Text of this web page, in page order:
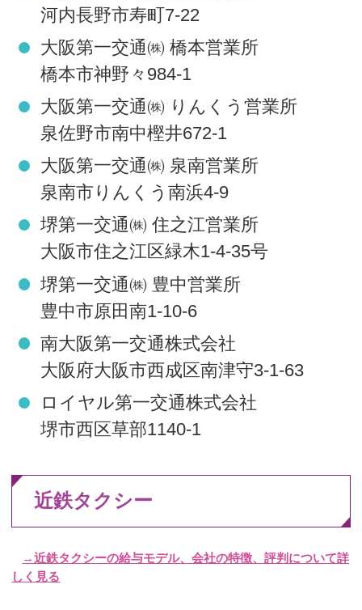
河内長野市寿町7-22
大阪第一交通㈱ 橋本営業所
橋本市神野々984-1
大阪第一交通㈱ りんくう営業所
泉佐野市南中樫井672-1
大阪第一交通㈱ 泉南営業所
泉南市りんくう南浜4-9
堺第一交通㈱ 住之江営業所
大阪市住之江区緑木1-4-35号
堺第一交通㈱ 豊中営業所
豊中市原田南1-10-6
南大阪第一交通株式会社
大阪府大阪市西成区南津守3-1-63
ロイヤル第一交通株式会社
堺市西区草部1140-1
近鉄タクシー
→近鉄タクシーの給与モデル、会社の特徴、評判について詳
しく見る